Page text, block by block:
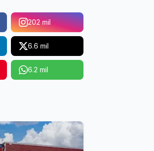
202 mil
6.6 mil
6.2 mil